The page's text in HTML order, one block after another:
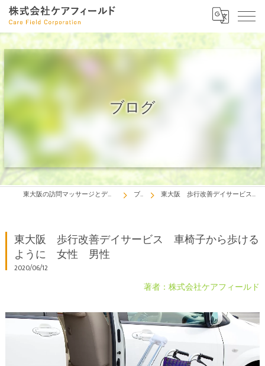
ブログ
東大阪の訪問マッサージとデイサービスは株式会社ケアフィールド ブログ 東大阪 歩行改善デイサービス 車椅子から歩けるように 女性 男性
東大阪 歩行改善デイサービス 車椅子から歩ける
ように 女性 男性
2020/06/12
著者：株式会社ケアフィールド